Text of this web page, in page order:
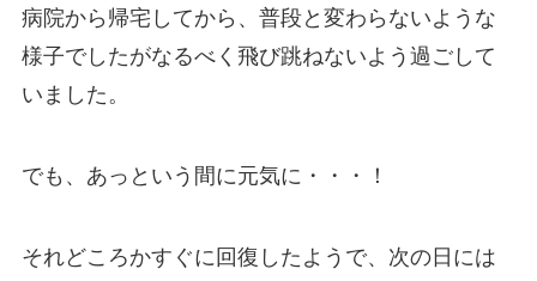
病院から帰宅してから、普段と変わらないような
様子でしたがなるべく飛び跳ねないよう過ごして
いました。
でも、 あっという間に元気に・・・！
それどころかすぐに回復したようで、次の日には